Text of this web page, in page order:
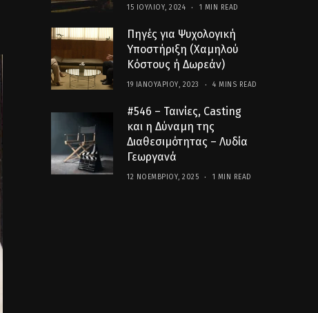
15 ΙΟΥΛΊΟΥ, 2024 1 MIN READ
Πηγές για Ψυχολογική
Υποστήριξη (Χαμηλού
Κόστους ή Δωρεάν)
19 ΙΑΝΟΥΑΡΊΟΥ, 2023 4 MINS READ
#546 – Ταινίες, Casting
και η Δύναμη της
Διαθεσιμότητας – Λυδία
Γεωργανά
12 ΝΟΕΜΒΡΊΟΥ, 2025 1 MIN READ